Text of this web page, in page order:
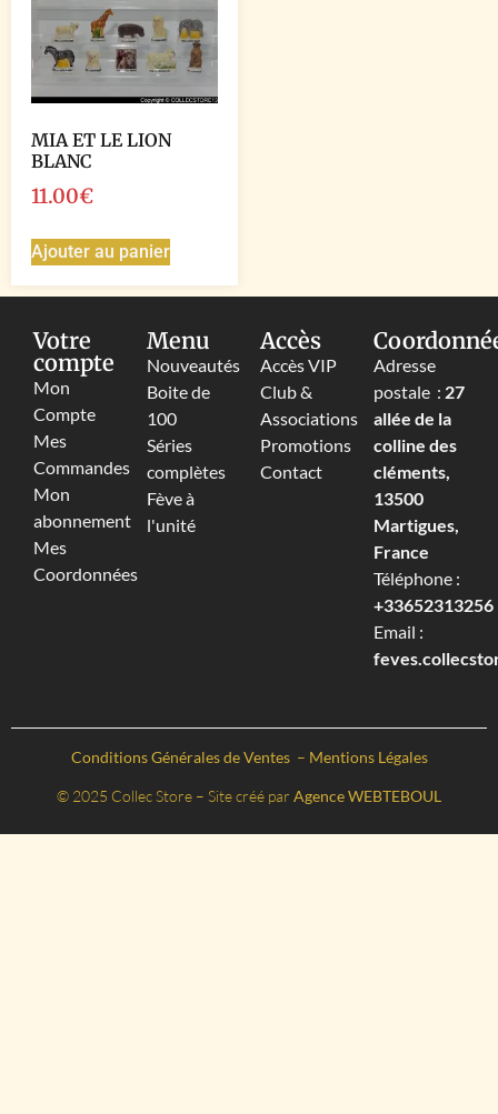
MIA ET LE LION
BLANC
11.00€
Ajouter au panier
Votre
compte
Mon
Compte
Mes
Commandes
Mon
abonnement
Mes
Coordonnées
Menu
Nouveautés
Boite de
100
Séries
complètes
Fève à
l'unité
Accès
Accès VIP
Club &
Associations
Promotions
Contact
Adresse
postale : 27
allée de la
colline des
cléments,
13500
Martigues,
France
Téléphone :
+33652313256‬
Email :
Conditions Générales de Ventes – Mentions Légales
© 2025 Collec Store – Site créé par Agence WEBTEBOUL